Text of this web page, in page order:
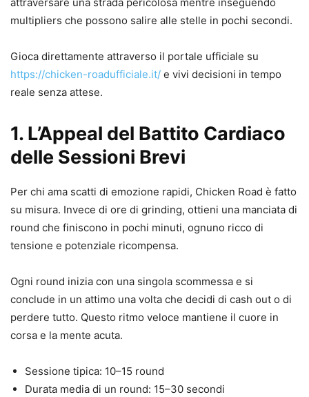
multipliers che possono salire alle stelle in pochi secondi.
Gioca direttamente attraverso il portale ufficiale su
https://chicken-roadufficiale.it/ e vivi decisioni in tempo
reale senza attese.
1. L’Appeal del Battito Cardiaco
delle Sessioni Brevi
Per chi ama scatti di emozione rapidi, Chicken Road è fatto
su misura. Invece di ore di grinding, ottieni una manciata di
round che finiscono in pochi minuti, ognuno ricco di
tensione e potenziale ricompensa.
Ogni round inizia con una singola scommessa e si
conclude in un attimo una volta che decidi di cash out o di
perdere tutto. Questo ritmo veloce mantiene il cuore in
corsa e la mente acuta.
Sessione tipica: 10–15 round
Durata media di un round: 15–30 secondi